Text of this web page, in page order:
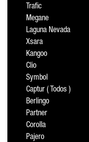
Trafic
Megane
Laguna Nevada
Xsara
Kangoo
Clio
Symbol
Captur ( Todos )
Berlingo
Partner
Corolla
Pajero